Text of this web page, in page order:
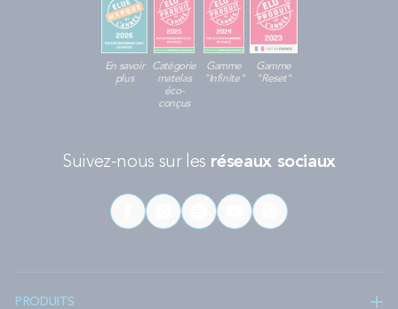
En savoir
plus
Catégorie
matelas
éco-
conçus
Gamme
"Infinite"
Gamme
"Reset"
Suivez-nous sur les réseaux sociaux
PRODUITS